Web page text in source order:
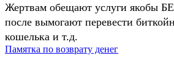
Жертвам обещают услуги якобы
после вымогают перевести
кошелька и т.д.
Памятка по возврату денег